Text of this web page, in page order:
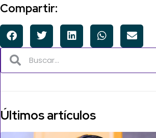
Compartir:
Últimos artículos